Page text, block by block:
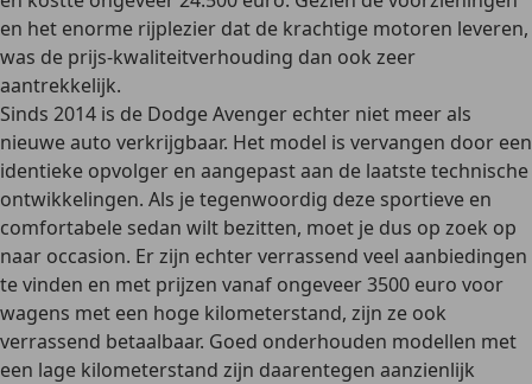
en het enorme rijplezier dat de krachtige motoren leveren,
was de prijs-kwaliteitverhouding dan ook zeer
aantrekkelijk.
Sinds 2014 is de Dodge Avenger echter niet meer als
nieuwe auto verkrijgbaar. Het model is vervangen door een
identieke opvolger en aangepast aan de laatste technische
ontwikkelingen. Als je tegenwoordig deze sportieve en
comfortabele sedan wilt bezitten, moet je dus op zoek op
naar occasion. Er zijn echter verrassend veel aanbiedingen
te vinden en met prijzen vanaf ongeveer 3500 euro voor
wagens met een hoge kilometerstand, zijn ze ook
verrassend betaalbaar. Goed onderhouden modellen met
een lage kilometerstand zijn daarentegen aanzienlijk